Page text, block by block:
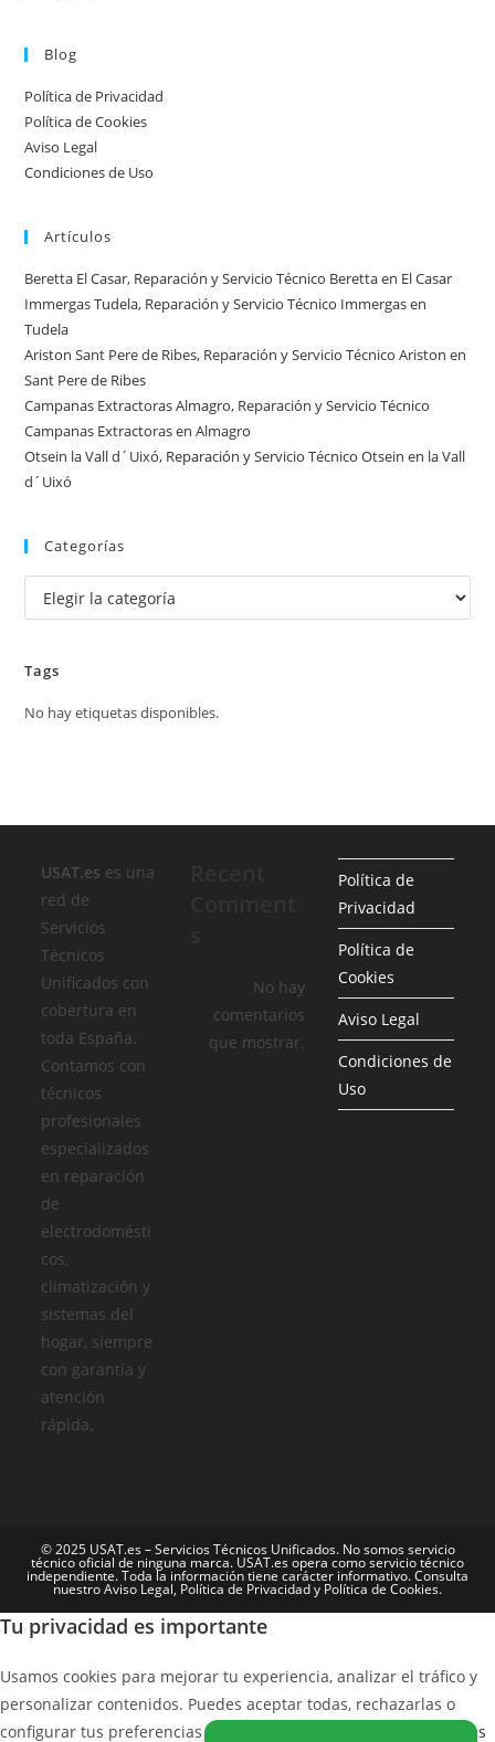
ciudad:
disponibilidad
y
en
Blog
Política de Privacidad
Política de Cookies
Aviso Legal
Condiciones de Uso
Artículos
Beretta El Casar, Reparación y Servicio Técnico Beretta en El Casar
Immergas Tudela, Reparación y Servicio Técnico Immergas en
Tudela
Ariston Sant Pere de Ribes, Reparación y Servicio Técnico Ariston en
Sant Pere de Ribes
Campanas Extractoras Almagro, Reparación y Servicio Técnico
Campanas Extractoras en Almagro
Otsein la Vall d´Uixó, Reparación y Servicio Técnico Otsein en la Vall
d´Uixó
Categorías
Categorías
Tags
No hay etiquetas disponibles.
USAT.es es una
red de
Servicios
Técnicos
Unificados con
cobertura en
toda España.
Contamos con
técnicos
profesionales
especializados
en reparación
de
electrodomésti
cos,
climatización y
sistemas del
hogar, siempre
con garantía y
atención
rápida.
No hay
comentarios
que mostrar.
Política de
Privacidad
Política de
Cookies
Aviso Legal
Condiciones de
Uso
© 2025 USAT.es – Servicios Técnicos Unificados. No somos servicio
técnico oficial de ninguna marca. USAT.es opera como servicio técnico
independiente. Toda la información tiene carácter informativo. Consulta
nuestro Aviso Legal, Política de Privacidad y Política de Cookies.
Tu privacidad es importante
Usamos cookies para mejorar tu experiencia, analizar el tráfico y
personalizar contenidos. Puedes aceptar todas, rechazarlas o
configurar tus preferencias por categoría.
Leer política de cookies